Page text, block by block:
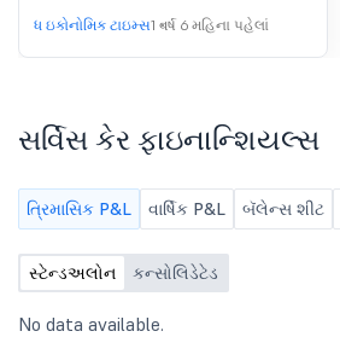
ચૂંટણી રેલી હત્યાના પ્રયાસ દરમિયાન
તેને એક બંદૂકધારીથી બચાવવા માટે આ
તબક્કે ઝડપી પાડ્યો હતો. રાષ્ટ્રપતિએ
નેવાર્ક ફિલ્ડ ઑફિસમાં વિશેષ એજન્ટ
હતા અને રિપબ્લિકનના પ્રથમ
પ્રમુખ બનવા તરફ દોરી ગયા હતા.
ધ ઇકોનોમિક ટાઇમ્સ1 વર્ષ 6 મહિના પહેલાં
સર્વિસ કેર ફાઇનાન્શિયલ્સ
ત્રિમાસિક P&L વાર્ષિક P&L બૅલેન્સ શીટ
સ્ટેન્ડઅલોન કન્સોલિડેટેડ
No data available.